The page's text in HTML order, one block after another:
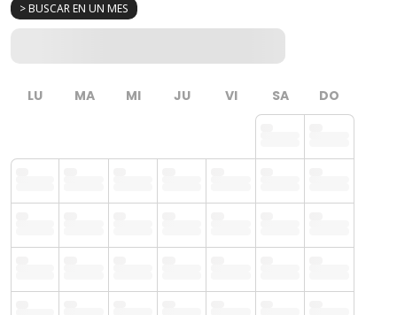
> BUSCAR EN UN MES
LU MA MI JU VI SA DO